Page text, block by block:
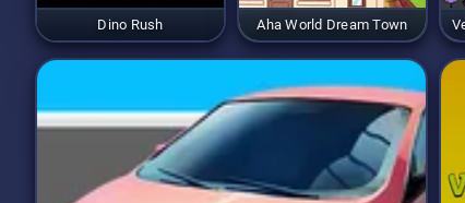
Dino Rush Aha World Dream Town